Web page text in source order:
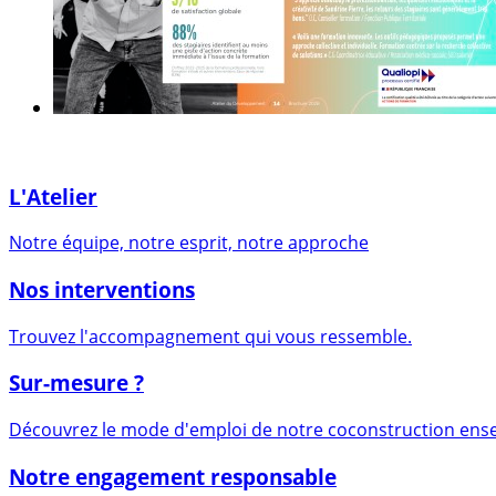
L'Atelier
Notre équipe, notre esprit, notre approche
Nos interventions
Trouvez l'accompagnement qui vous ressemble.
Sur-mesure ?
Découvrez le mode d'emploi de notre coconstruction
Notre engagement responsable